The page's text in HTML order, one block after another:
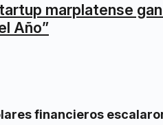
marplatense
Año”
financieros